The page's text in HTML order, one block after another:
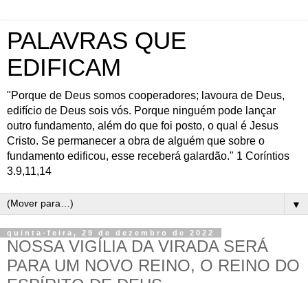
PALAVRAS QUE
EDIFICAM
"Porque de Deus somos cooperadores; lavoura de Deus,
edifício de Deus sois vós. Porque ninguém pode lançar
outro fundamento, além do que foi posto, o qual é Jesus
Cristo. Se permanecer a obra de alguém que sobre o
fundamento edificou, esse receberá galardão." 1 Coríntios
3.9,11,14
▼
quinta-feira, 29 de dezembro de 2022
NOSSA VIGÍLIA DA VIRADA SERÁ
PARA UM NOVO REINO, O REINO DO